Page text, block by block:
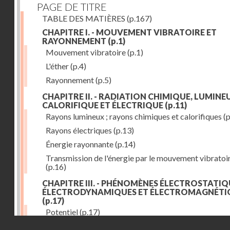
PAGE DE TITRE
TABLE DES MATIÈRES (p.167)
CHAPITRE I. - MOUVEMENT VIBRATOIRE ET
RAYONNEMENT (p.1)
Mouvement vibratoire(p.1)
L'éther(p.4)
Rayonnement(p.5)
CHAPITRE II. - RADIATION CHIMIQUE,
CALORIFIQUE ET ÉLECTRIQUE (p.11)
Rayons lumineux ; rayons chimiques et calorifiques
Rayons électriques (p.13)
Énergie rayonnante(p.14)
Transmission de l'énergie par le mouvement
(p.16)
CHAPITRE III. - PHÉNOMÈNES
ÉLECTRODYNAMIQUES ET
(p.17)
Potentiel(p.17)